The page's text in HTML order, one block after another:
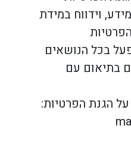
וידווח במידת
בכל הנושאים
בתיאום עם
הגנת הפרטיות: